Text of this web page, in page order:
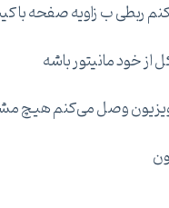
ربطی ب زاویه صفحه با
از خود مانیتور باشه
وصل می‌کنم هیچ